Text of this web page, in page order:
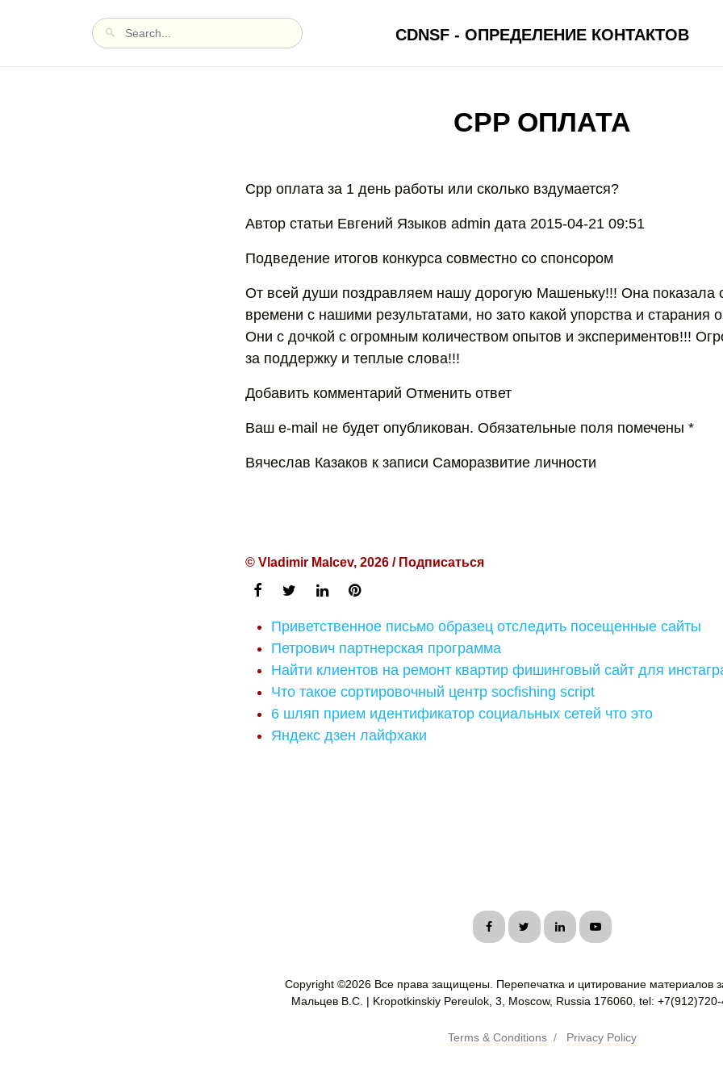
CDNSF - ОПРЕДЕЛЕНИЕ КОНТАКТОВ
CPP ОПЛАТА
Cpp оплата за 1 день работы или сколько вздумается?
Автор статьи Евгений Языков admin дата 2015-04-21 09:51
Подведение итогов конкурса совместно со спонсором
От всей души поздравляем нашу дорогую Машеньку!!! Она показала
времени с нашими результатами, но зато какой упорства и старания
Они с дочкой с огромным количеством опытов и экспериментов!!!
за поддержку и теплые слова!!!
Добавить комментарий Отменить ответ
Ваш e-mail не будет опубликован. Обязательные поля помечены *
Вячеслав Казаков к записи Саморазвитие личности
© Vladimir Malcev, 2026 / Подписаться
Приветственное письмо образец отследить посещенные сайты
Петрович партнерская программа
Найти клиентов на ремонт квартир фишинговый сайт для
Что такое сортировочный центр socfishing script
6 шляп прием идентификатор социальных сетей что это
Яндекс дзен лайфхаки
Copyright ©2026 Все права защищены. Перепечатка и цитирование материалов
Мальцев В.С. | Kropotkinskiy Pereulok, 3, Moscow, Russia 176060, tel:
Terms & Conditions / Privacy Policy